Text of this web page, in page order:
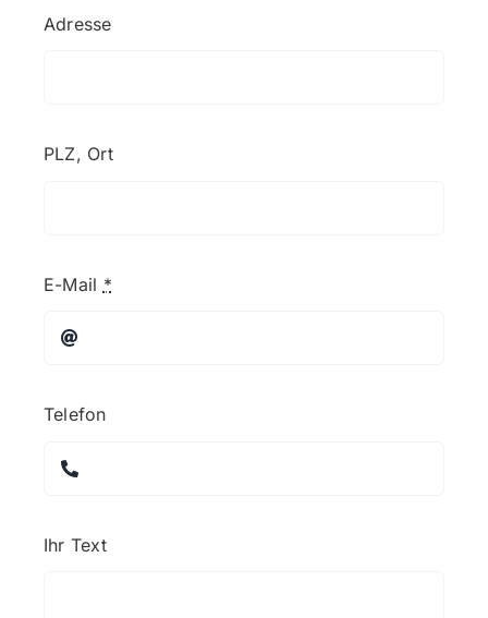
Adresse
PLZ, Ort
E-Mail *
Telefon
Ihr Text